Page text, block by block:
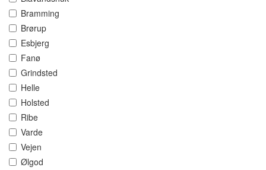
Bramming
Brørup
Esbjerg
Fanø
Grindsted
Helle
Holsted
Ribe
Varde
Vejen
Ølgod